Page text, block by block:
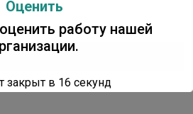
Оценить
работу нашей
закрыт в 16 секунд